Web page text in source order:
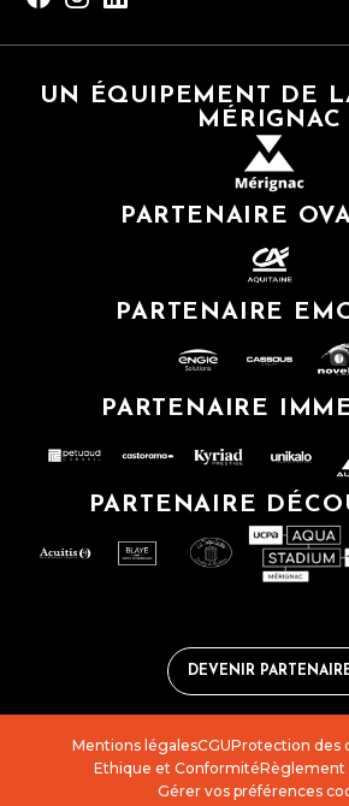
UN ÉQUIPEMENT DE
MÉRIGNAC
PARTENAIRE
PARTENAIRE
PARTENAIRE
PARTENAIRE
DEVENIR
Mentions légalesCGUProtection des
Ethique et ConformitéRèglement
Gérer vos préférences